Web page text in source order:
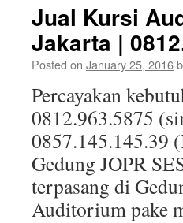
Jual Kursi
Jakarta |
Posted on January 25, 2016
Percayakan
0812.963.5875
0857.145.145.39
Gedung JOPR
terpasang di
Auditorium pake